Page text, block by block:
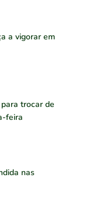
a vigorar em
trocar de
feira
nas